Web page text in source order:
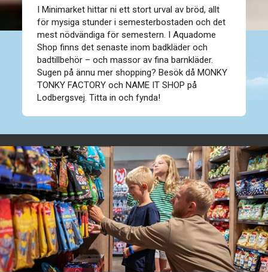
I Minimarket hittar ni ett stort urval av bröd, allt
för mysiga stunder i semesterbostaden och det
mest nödvändiga för semestern. I Aquadome
Shop finns det senaste inom badkläder och
badtillbehör – och massor av fina barnkläder.
Sugen på ännu mer shopping? Besök då MONKY
TONKY FACTORY och NAME IT SHOP på
Lodbergsvej. Titta in och fynda!